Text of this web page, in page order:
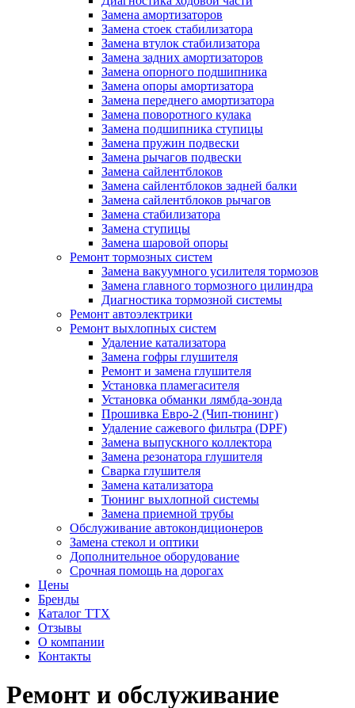
Замена амортизаторов
Замена стоек стабилизатора
Замена втулок стабилизатора
Замена задних амортизаторов
Замена опорного подшипника
Замена опоры амортизатора
Замена переднего амортизатора
Замена поворотного кулака
Замена подшипника ступицы
Замена пружин подвески
Замена рычагов подвески
Замена сайлентблоков
Замена сайлентблоков задней балки
Замена сайлентблоков рычагов
Замена стабилизатора
Замена ступицы
Замена шаровой опоры
Ремонт тормозных систем
Замена вакуумного усилителя тормозов
Замена главного тормозного цилиндра
Диагностика тормозной системы
Ремонт автоэлектрики
Ремонт выхлопных систем
Удаление катализатора
Замена гофры глушителя
Ремонт и замена глушителя
Установка пламегасителя
Установка обманки лямбда-зонда
Прошивка Евро-2 (Чип-тюнинг)
Удаление сажевого фильтра (DPF)
Замена выпускного коллектора
Замена резонатора глушителя
Сварка глушителя
Замена катализатора
Тюнинг выхлопной системы
Замена приемной трубы
Обслуживание автокондиционеров
Замена стекол и оптики
Дополнительное оборудование
Срочная помощь на дорогах
Цены
Бренды
Каталог ТТХ
Отзывы
О компании
Контакты
Ремонт и обслуживание